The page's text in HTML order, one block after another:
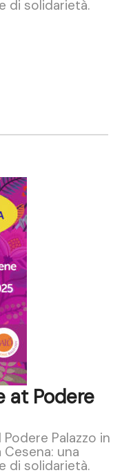
di solidarietà.
at Podere
Palazzo in
una
di solidarietà.